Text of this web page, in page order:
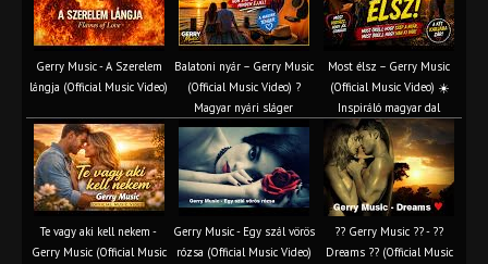
Gerry Music - A Szerelem
lángja (Official Music Video)
Balatoni nyár – Gerry Music
(Official Music Video) ?
Magyar nyári sláger
Most élsz – Gerry Music
(Official Music Video) ☀️
Inspiráló magyar dal
Te vagy aki kell nekem -
Gerry Music (Official Music
Gerry Music - Egy szál vörös
rózsa (Official Music Video)
?? Gerry Music ?? - ??
Dreams ?? (Official Music